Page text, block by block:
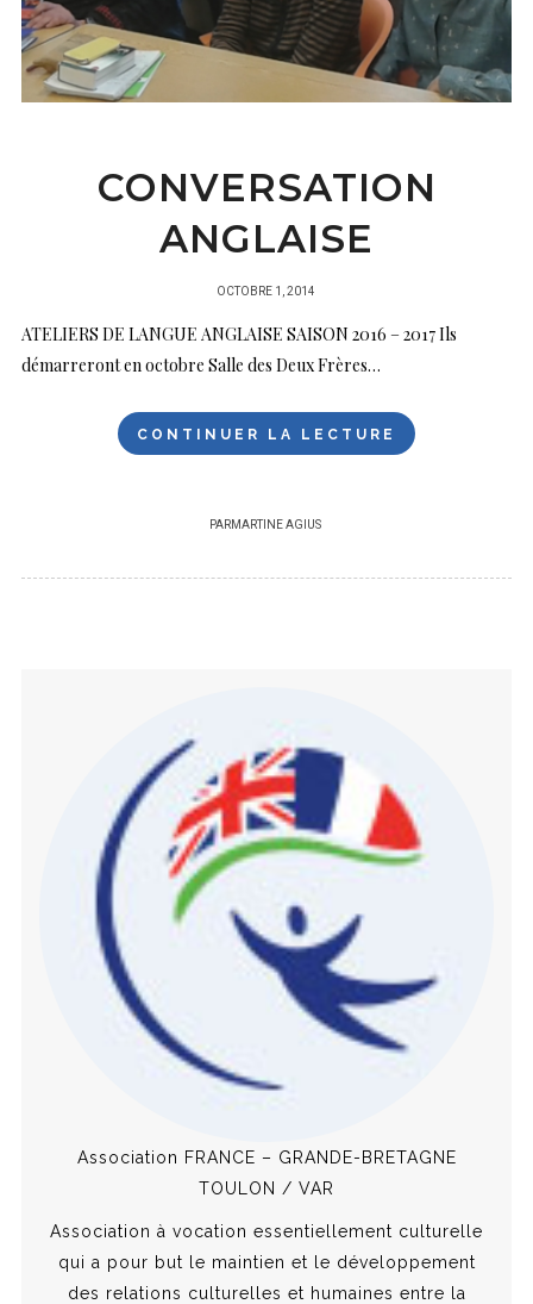
CONVERSATION
ANGLAISE
PUBLIÉ
OCTOBRE 1, 2014
ATELIERS DE LANGUE ANGLAISE SAISON 2016 – 2017 Ils
démarreront en octobre Salle des Deux Frères…
CONTINUER LA LECTURE
PARMARTINE AGIUS
Association FRANCE – GRANDE-BRETAGNE
TOULON / VAR
Association à vocation essentiellement culturelle
qui a pour but le maintien et le développement
des relations culturelles et humaines entre la